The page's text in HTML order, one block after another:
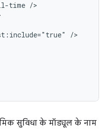
time
सुविधा के मॉड्यूल के नाम